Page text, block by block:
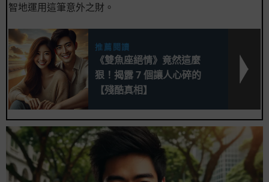
智地運用這筆意外之財。
推薦閱讀
《雙魚座絕情》竟然這麼
狠！揭露 7 個讓人心碎的
【殘酷真相】